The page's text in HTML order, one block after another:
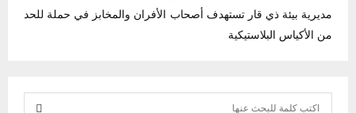
مديرية بيئة ذي قار تستهدف أصحاب الأفران والمخابز في حملة للحد
من الأكياس البلاستيكية